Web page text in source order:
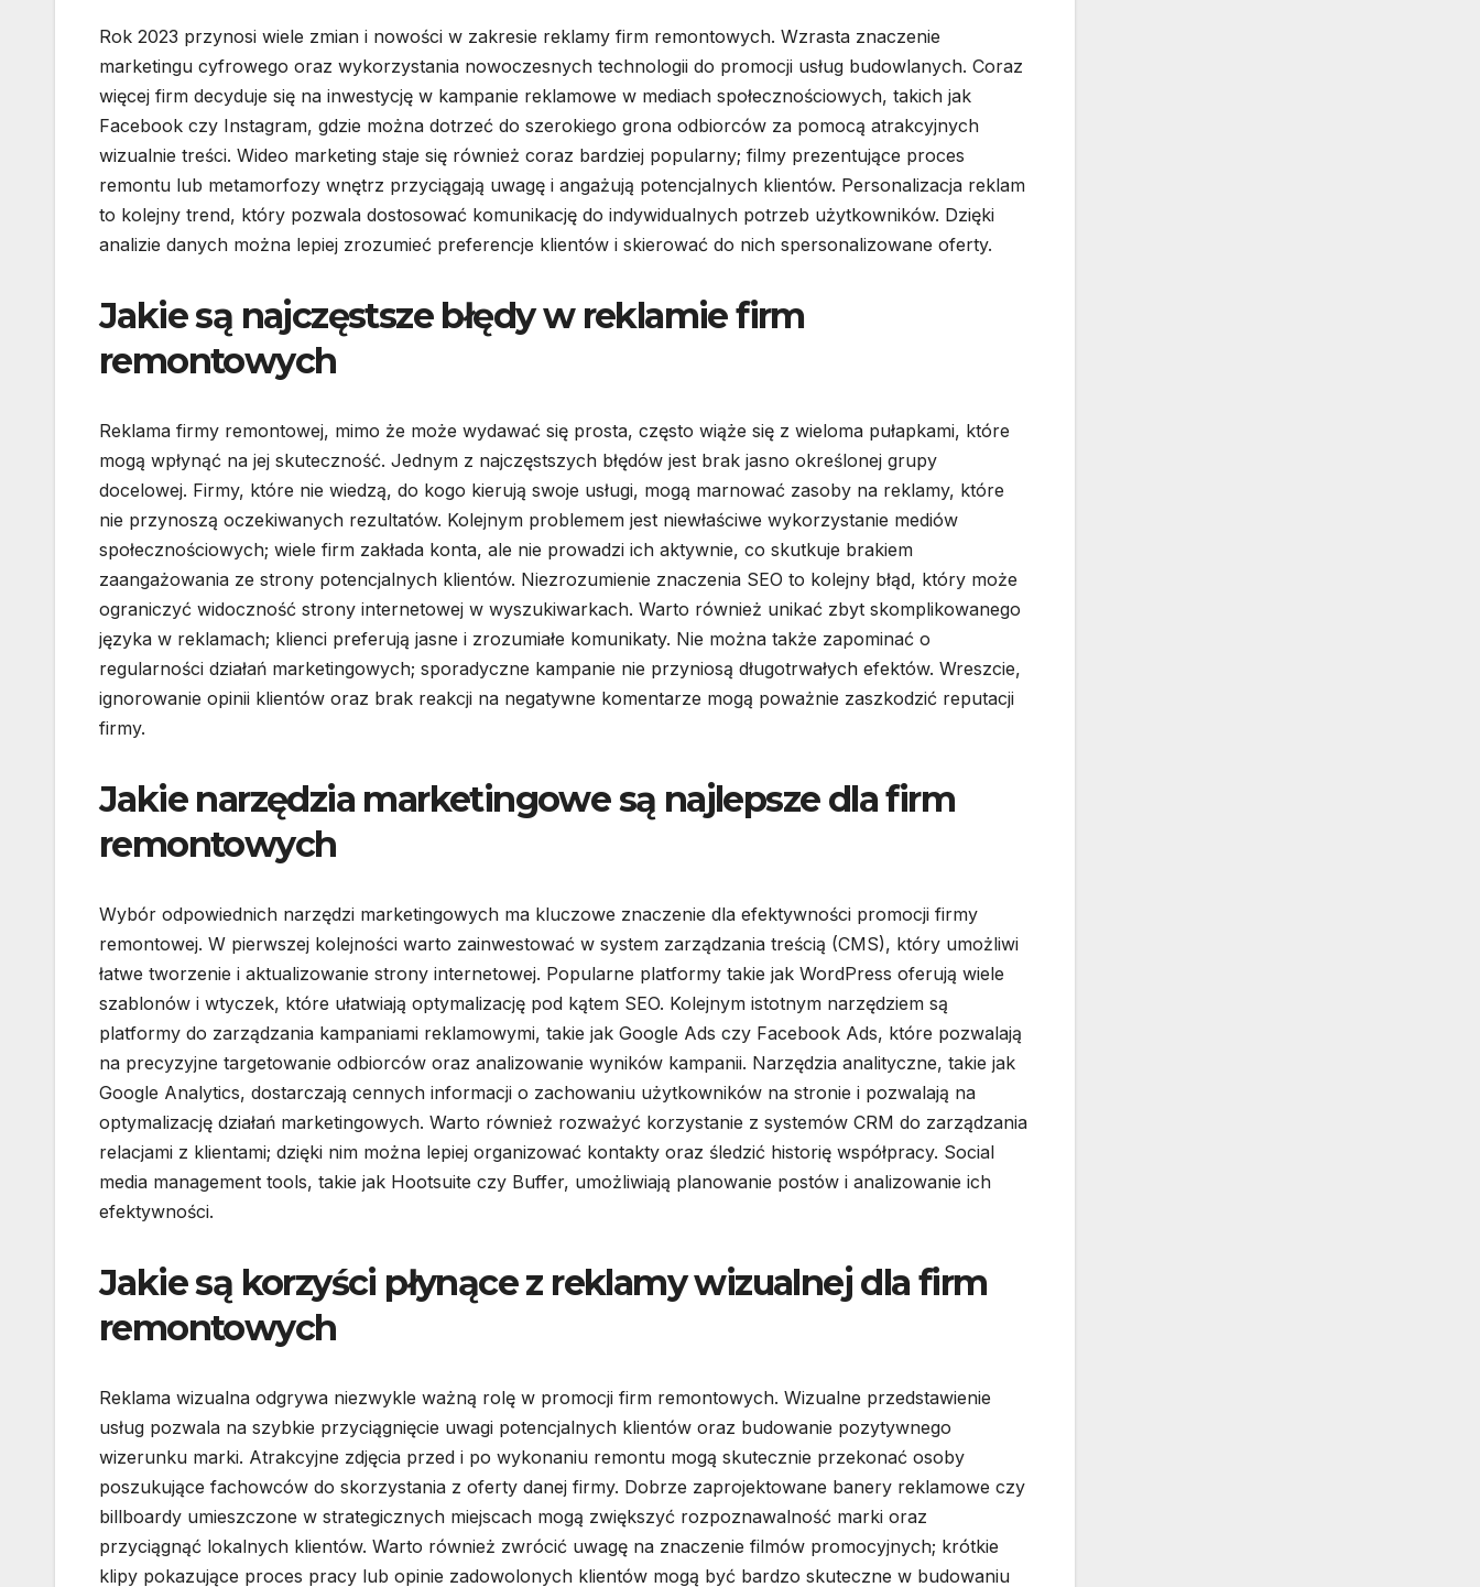
Rok 2023 przynosi wiele zmian i nowości w zakresie reklamy firm remontowych. Wzrasta znaczenie
marketingu cyfrowego oraz wykorzystania nowoczesnych technologii do promocji usług budowlanych. Coraz
więcej firm decyduje się na inwestycję w kampanie reklamowe w mediach społecznościowych, takich jak
Facebook czy Instagram, gdzie można dotrzeć do szerokiego grona odbiorców za pomocą atrakcyjnych
wizualnie treści. Wideo marketing staje się również coraz bardziej popularny; filmy prezentujące proces
remontu lub metamorfozy wnętrz przyciągają uwagę i angażują potencjalnych klientów. Personalizacja reklam
to kolejny trend, który pozwala dostosować komunikację do indywidualnych potrzeb użytkowników. Dzięki
analizie danych można lepiej zrozumieć preferencje klientów i skierować do nich spersonalizowane oferty.
Jakie są najczęstsze błędy w reklamie firm
remontowych
Reklama firmy remontowej, mimo że może wydawać się prosta, często wiąże się z wieloma pułapkami, które
mogą wpłynąć na jej skuteczność. Jednym z najczęstszych błędów jest brak jasno określonej grupy
docelowej. Firmy, które nie wiedzą, do kogo kierują swoje usługi, mogą marnować zasoby na reklamy, które
nie przynoszą oczekiwanych rezultatów. Kolejnym problemem jest niewłaściwe wykorzystanie mediów
społecznościowych; wiele firm zakłada konta, ale nie prowadzi ich aktywnie, co skutkuje brakiem
zaangażowania ze strony potencjalnych klientów. Niezrozumienie znaczenia SEO to kolejny błąd, który może
ograniczyć widoczność strony internetowej w wyszukiwarkach. Warto również unikać zbyt skomplikowanego
języka w reklamach; klienci preferują jasne i zrozumiałe komunikaty. Nie można także zapominać o
regularności działań marketingowych; sporadyczne kampanie nie przyniosą długotrwałych efektów. Wreszcie,
ignorowanie opinii klientów oraz brak reakcji na negatywne komentarze mogą poważnie zaszkodzić reputacji
firmy.
Jakie narzędzia marketingowe są najlepsze dla firm
remontowych
Wybór odpowiednich narzędzi marketingowych ma kluczowe znaczenie dla efektywności promocji firmy
remontowej. W pierwszej kolejności warto zainwestować w system zarządzania treścią (CMS), który umożliwi
łatwe tworzenie i aktualizowanie strony internetowej. Popularne platformy takie jak WordPress oferują wiele
szablonów i wtyczek, które ułatwiają optymalizację pod kątem SEO. Kolejnym istotnym narzędziem są
platformy do zarządzania kampaniami reklamowymi, takie jak Google Ads czy Facebook Ads, które pozwalają
na precyzyjne targetowanie odbiorców oraz analizowanie wyników kampanii. Narzędzia analityczne, takie jak
Google Analytics, dostarczają cennych informacji o zachowaniu użytkowników na stronie i pozwalają na
optymalizację działań marketingowych. Warto również rozważyć korzystanie z systemów CRM do zarządzania
relacjami z klientami; dzięki nim można lepiej organizować kontakty oraz śledzić historię współpracy. Social
media management tools, takie jak Hootsuite czy Buffer, umożliwiają planowanie postów i analizowanie ich
efektywności.
Jakie są korzyści płynące z reklamy wizualnej dla firm
remontowych
Reklama wizualna odgrywa niezwykle ważną rolę w promocji firm remontowych. Wizualne przedstawienie
usług pozwala na szybkie przyciągnięcie uwagi potencjalnych klientów oraz budowanie pozytywnego
wizerunku marki. Atrakcyjne zdjęcia przed i po wykonaniu remontu mogą skutecznie przekonać osoby
poszukujące fachowców do skorzystania z oferty danej firmy. Dobrze zaprojektowane banery reklamowe czy
billboardy umieszczone w strategicznych miejscach mogą zwiększyć rozpoznawalność marki oraz
przyciągnąć lokalnych klientów. Warto również zwrócić uwagę na znaczenie filmów promocyjnych; krótkie
klipy pokazujące proces pracy lub opinie zadowolonych klientów mogą być bardzo skuteczne w budowaniu